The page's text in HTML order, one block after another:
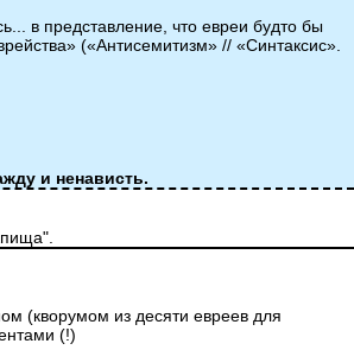
в представление, что евреи будто бы
(«Антисемитизм» // «Синтаксис».
и ненависть.
(кворумом из десяти евреев для
(!)